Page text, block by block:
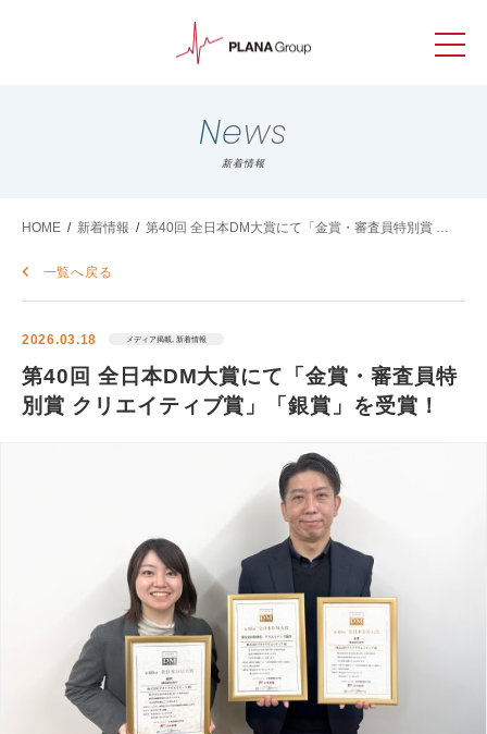
News
新着情報
HOME / 新着情報 / 第40回 全日本DM大賞にて「金賞・審査員特別賞 ク
一覧へ戻る
2026.03.18 メディア掲載, 新着情報
第40回 全日本DM大賞にて「金賞・審査員特
別賞 クリエイティブ賞」「銀賞」を受賞！